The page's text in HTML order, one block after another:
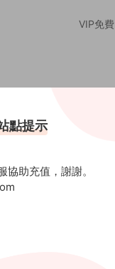
VIP免費
點提示
協助充值，謝謝。